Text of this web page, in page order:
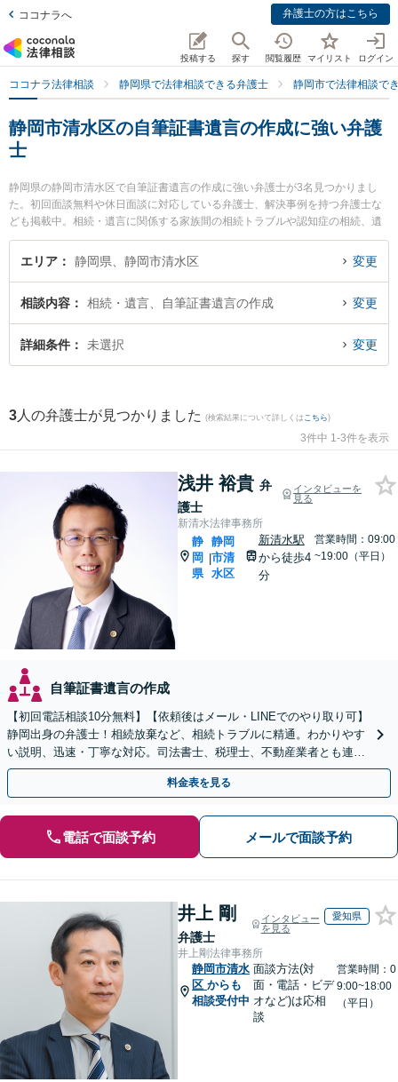
ココナラへ 弁護士の方はこちら
投稿する 探す 閲覧履歴 マイリスト ログイン
ココナラ法律相談 静岡県で法律相談できる弁護士 静岡市で法律相談で
静岡市清水区の自筆証書遺言の作成に強い弁護
士
静岡県の静岡市清水区で自筆証書遺言の作成に強い弁護士が3名見つかりまし
た。初回面談無料や休日面談に対応している弁護士、解決事例を持つ弁護士な
ども掲載中。相続・遺言に関係する家族間の相続トラブルや認知症の相続、遺
産分割等の細かな分野での絞り込み検索もでき便利です。特に新清水法律事務
所の浅井 裕貴弁護士やミモザ法律事務所の北嶋 太郎弁護士、佐野可奈法律事務
ルを今すぐに弁護士に相談したい』『自筆証書遺言の作成のトラブル解決の実
績豊富な近くの弁護士を検索したい』『初回相談無料で自筆証書遺言の作成を
法律相談できる静岡市清水区内の弁護士に相談予約したい』などでお困りの相
エリア 静岡県、静岡市清水区 変更
相談内容 相続・遺言、自筆証書遺言の作成 変更
詳細条件 未選択 変更
3 人の弁護士が見つかりました (検索結果について詳しくは こちら)
3件中 1-3件を表示
浅井 裕貴 弁
護士
インタビューを
見る
新清水法律事務所
静
岡
県
|
静岡
市清
水区
新清水駅
から徒歩4
分
営業時間：09:00
~19:00（平日）
自筆証書遺言の作成
【初回電話相談10分無料】【依頼後はメール・LINEでのやり取り可】
静岡出身の弁護士！相続放棄など、相続トラブルに精通。わかりやす
い説明、迅速・丁寧な対応。司法書士、税理士、不動産業者とも連携
し、遺産相続をトータルサポート【完全個室相談】
料金表を見る
電話で面談予約 メールで面談予約
井上 剛
弁護士
インタビュー
を見る
愛知県
井上剛法律事務所
静岡市清水
区 からも
相談受付中
面談方法(対
面・電話・ビデ
オなど)は応相
談
営業時間：0
9:00~18:00
（平日）